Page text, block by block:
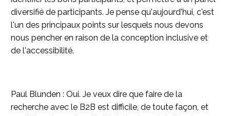
diversifié de participants. Je pense qu'aujourd'hui, c'est
l'un des principaux points sur lesquels nous devons
nous pencher en raison de la conception inclusive et
de l'accessibilité.
Paul Blunden : Oui. Je veux dire que faire de la
recherche avec le B2B est difficile, de toute façon, et